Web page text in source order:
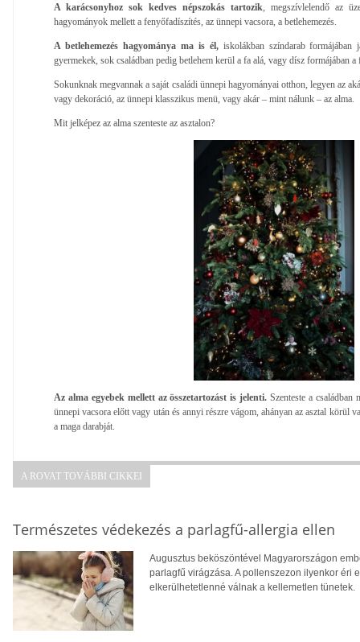
A karácsonyhoz sok kedves népszokás tartozik , megszívlelendő az
hagyományok mellett a fenyőfadíszítés, az ünnepi vacsora, a betlehemezés.
A betlehemezés hagyománya ma is él,iskolákban színdarab formájában
gyermekek, sok családban pedig betlehem kerül a fa alá, vagy dísz formájában a
Sokunknak megvannak a saját családi ünnepi hagyományai otthon, legyen az
vagy dekoráció, az ünnepi klasszikus menü, vagy akár – mint nálunk – az alma.
Mit jelképez az alma szenteste az asztalon?
Az alma egyebek mellett az összetartozást is jelenti. Szenteste a családban
ünnepi vacsora előtt vagy után és annyi részre vágom, ahányan az asztal körül
a maga darabját.
A ROVAT TOVÁBBI CIKKEI
Természetes védekezés a parlagfű-allergia ellen
Augusztus beköszöntével Magyarországon
parlagfű virágzása. A pollenszezon ilyenkor éri
elkerülhetetlenné válnak a kellemetlen tünetek.